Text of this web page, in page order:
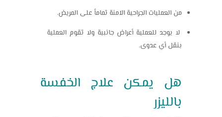
من العمليات الجراحية الآمنة تماماً على المريض.
لا يوجد للعملية أعراض جانبية ولا تقوم العملية
بنقل أي عدوى.
هل يمكن علاج الخفسة
بالليزر